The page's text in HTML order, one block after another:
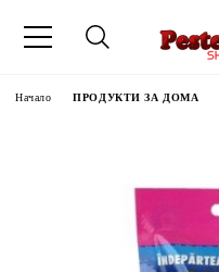
Начало ПРОДУКТИ ЗА ДОМА